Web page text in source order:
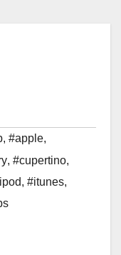
, #apple,
, #cupertino,
, #itunes,